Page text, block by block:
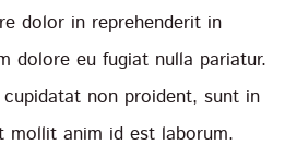
dolor in reprehenderit in
dolore eu fugiat nulla pariatur.
non proident, sunt in
mollit anim id est laborum.